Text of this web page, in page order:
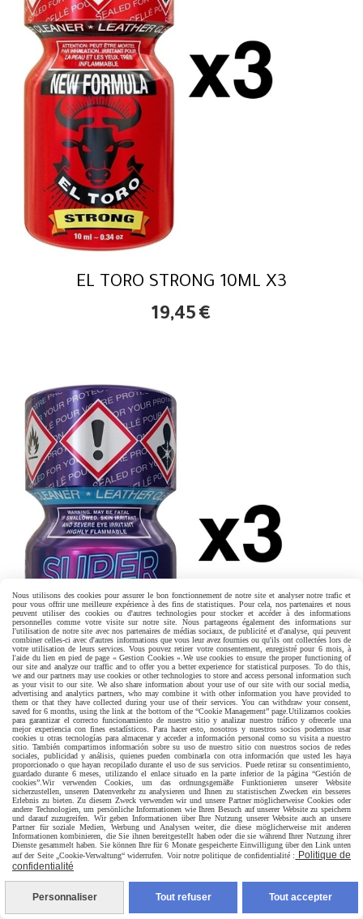
EL TORO STRONG 10ML X3
19,45 €
SUPER 69 10ML X3
19,45€
Nous utilisons des cookies pour assurer le bon fonctionnement de notre site et analyser notre trafic et
pour vous offrir une meilleure expérience à des fins de statistiques. Pour cela, nos partenaires et nous
peuvent utiliser des cookies ou d'autres technologies pour stocker et accéder à des informations
personnelles comme votre visite sur notre site. Nous partageons également des informations sur
l'utilisation de notre site avec nos partenaires de médias sociaux, de publicité et d'analyse, qui peuvent
combiner celles-ci avec d'autres informations que vous leur avez fournies ou qu'ils ont collectées lors de
votre utilisation de leurs services. Vous pouvez retirer votre consentement, enregistré pour 6 mois, à
l'aide du lien en pied de page « Gestion Cookies ». We use cookies to ensure the proper functioning of
our site and analyze our traffic and to offer you a better experience for statistical purposes. To do this,
we and our partners may use cookies or other technologies to store and access personal information such
as your visit to our site. We also share information about your use of our site with our social media,
advertising and analytics partners, who may combine it with other information you have provided to
them or that they have collected during your use of their services. You can withdraw your consent,
saved for 6 months, using the link at the bottom of the “Cookie Management” page. Utilizamos cookies
para garantizar el correcto funcionamiento de nuestro sitio y analizar nuestro tráfico y ofrecerle una
mejor experiencia con fines estadísticos. Para hacer esto, nosotros y nuestros socios podemos usar
cookies u otras tecnologías para almacenar y acceder a información personal como su visita a nuestro
sitio. También compartimos información sobre su uso de nuestro sitio con nuestros socios de redes
sociales, publicidad y análisis, quienes pueden combinarla con otra información que usted les haya
proporcionado o que hayan recopilado durante el uso de sus servicios. Puede retirar su consentimiento,
guardado durante 6 meses, utilizando el enlace situado en la parte inferior de la página “Gestión de
cookies”. Wir verwenden Cookies, um das ordnungsgemäße Funktionieren unserer Website
sicherzustellen, unseren Datenverkehr zu analysieren und Ihnen zu statistischen Zwecken ein besseres
Erlebnis zu bieten. Zu diesem Zweck verwenden wir und unsere Partner möglicherweise Cookies oder
andere Technologien, um persönliche Informationen wie Ihren Besuch auf unserer Website zu speichern
und darauf zuzugreifen. Wir geben Informationen über Ihre Nutzung unserer Website auch an unsere
Partner für soziale Medien, Werbung und Analysen weiter, die diese möglicherweise mit anderen
Informationen kombinieren, die Sie ihnen bereitgestellt haben oder die sie während Ihrer Nutzung ihrer
Dienste gesammelt haben. Sie können Ihre für 6 Monate gespeicherte Einwilligung über den Link unten
auf der Seite „Cookie-Verwaltung“ widerrufen. Voir notre politique de confidentialité :
Politique de
confidentialité
Personnaliser Tout refuser Tout accepter